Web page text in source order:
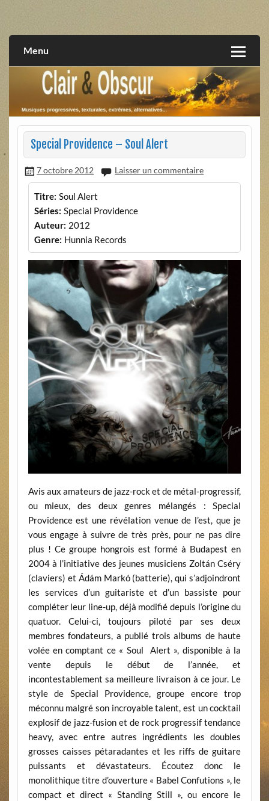
extrêmes, alternatives, texturales
Menu
Special Providence – Soul Alert
7 octobre 2012 Laisser un commentaire
Titre: Soul Alert
Séries: Special Providence
Auteur: 2012
Genre: Hunnia Records
Avis aux amateurs de jazz-rock et de métal-progressif,
ou mieux, des deux genres mélangés : Special
Providence est une révélation venue de l’est, que je
vous engage à suivre de très près, pour ne pas dire
plus ! Ce groupe hongrois est formé à Budapest en
2004 à l’initiative des jeunes musiciens Zoltán Cséry
(claviers) et Ádám Markó (batterie), qui s’adjoindront
les services d’un guitariste et d’un bassiste pour
compléter leur line-up, déjà modifié depuis l’origine du
quatuor. Celui-ci, toujours piloté par ses deux
membres fondateurs, a publié trois albums de haute
volée en comptant ce « Soul Alert », disponible à la
vente depuis le début de l’année, et
incontestablement sa meilleure livraison à ce jour. Le
style de Special Providence, groupe encore trop
méconnu malgré son incroyable talent, est un cocktail
explosif de jazz-fusion et de rock progressif tendance
heavy, avec entre autres ingrédients les doubles
grosses caisses pétaradantes et les riffs de guitare
puissants et dévastateurs. Écoutez donc le
monolithique titre d’ouverture « Babel Confutions », le
compact et direct « Standing Still », ou encore le